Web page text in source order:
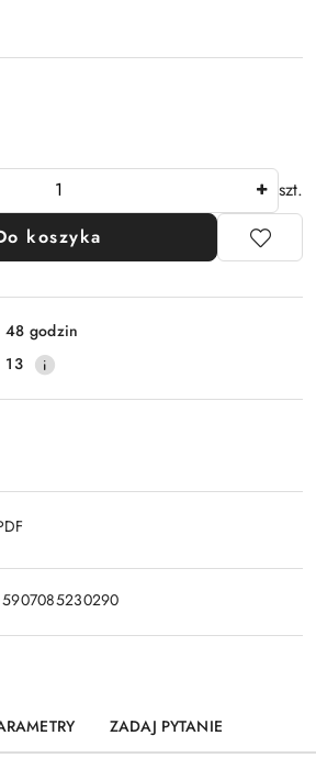
szt.
koszyka
48 godzin
13
5907085230290
ZADAJ PYTANIE